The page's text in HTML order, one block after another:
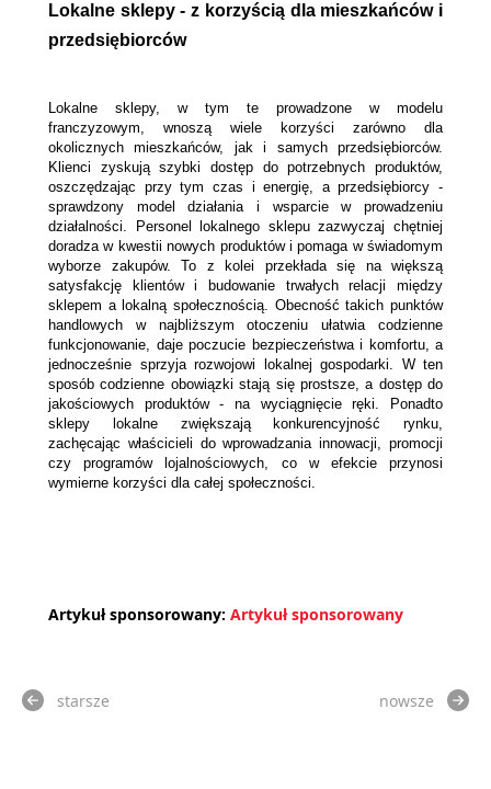
Lokalne sklepy - z korzyścią dla mieszkańców i
przedsiębiorców
Lokalne sklepy, w tym te prowadzone w modelu
franczyzowym, wnoszą wiele korzyści zarówno dla
okolicznych mieszkańców, jak i samych przedsiębiorców.
Klienci zyskują szybki dostęp do potrzebnych produktów,
oszczędzając przy tym czas i energię, a przedsiębiorcy -
sprawdzony model działania i wsparcie w prowadzeniu
działalności. Personel lokalnego sklepu zazwyczaj chętniej
doradza w kwestii nowych produktów i pomaga w świadomym
wyborze zakupów. To z kolei przekłada się na większą
satysfakcję klientów i budowanie trwałych relacji między
sklepem a lokalną społecznością. Obecność takich punktów
handlowych w najbliższym otoczeniu ułatwia codzienne
funkcjonowanie, daje poczucie bezpieczeństwa i komfortu, a
jednocześnie sprzyja rozwojowi lokalnej gospodarki. W ten
sposób codzienne obowiązki stają się prostsze, a dostęp do
jakościowych produktów - na wyciągnięcie ręki. Ponadto
sklepy lokalne zwiększają konkurencyjność rynku,
zachęcając właścicieli do wprowadzania innowacji, promocji
czy programów lojalnościowych, co w efekcie przynosi
wymierne korzyści dla całej społeczności.
Artykuł sponsorowany: Artykuł sponsorowany
starsze nowsze